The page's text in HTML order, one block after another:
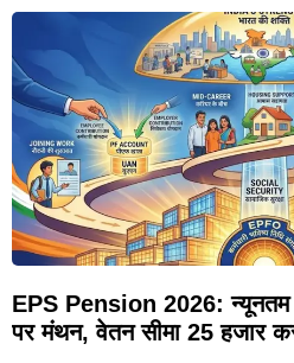
EPS Pension 2026:
पर मंथन, वेतन सीमा 25 हजार